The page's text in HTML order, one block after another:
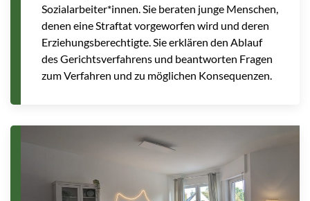
Sozialarbeiter*innen. Sie beraten junge Menschen,
denen eine Straftat vorgeworfen wird und deren
Erziehungsberechtigte. Sie erklären den Ablauf
des Gerichtsverfahrens und beantworten Fragen
zum Verfahren und zu möglichen Konsequenzen.